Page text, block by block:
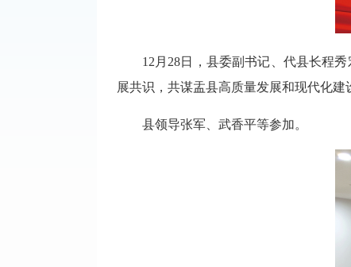
12月28日，县委副书记、代县长程
展共识，共谋盂县高质量发展和现代化建
县领导张军、武香平等参加。